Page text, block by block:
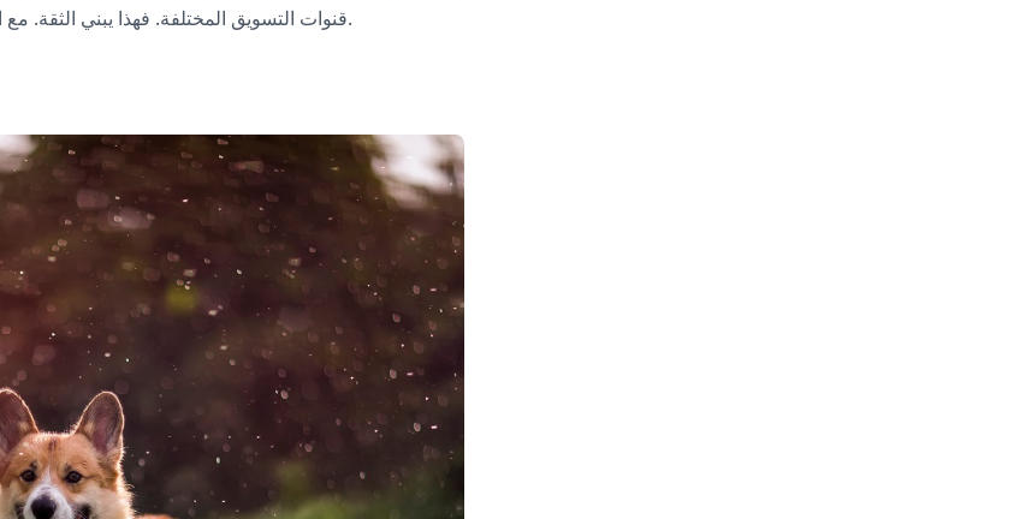
قنوات التسويق المختلفة. فهذا يبني الثقة. مع المستهلكين المطلعين الذين يهتمون بصحة حيواناتهم الأليفة وسعادتها.